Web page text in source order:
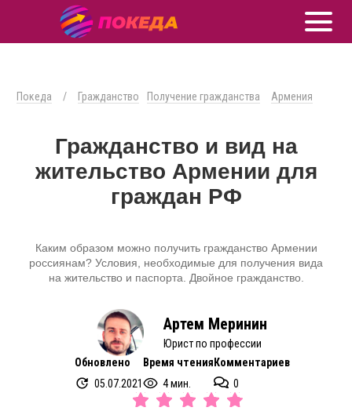
Покеда / Гражданство Получение гражданства Армения
Гражданство и вид на
жительство Армении для
граждан РФ
Каким образом можно получить гражданство Армении
россиянам? Условия, необходимые для получения вида
на жительство и паспорта. Двойное гражданство.
Артем Меринин
Юрист по профессии
Обновлено
05.07.2021
Время чтения
4 мин.
Комментариев
0